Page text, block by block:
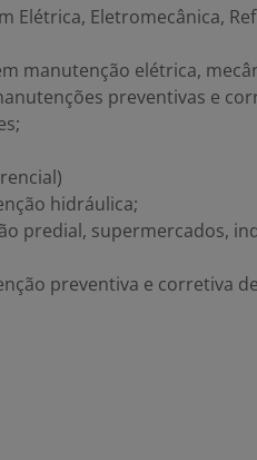
Elétrica, Eletromecânica,
manutenção elétrica,
preventivas e
hidráulica;
predial, supermercados,
preventiva e corretiva